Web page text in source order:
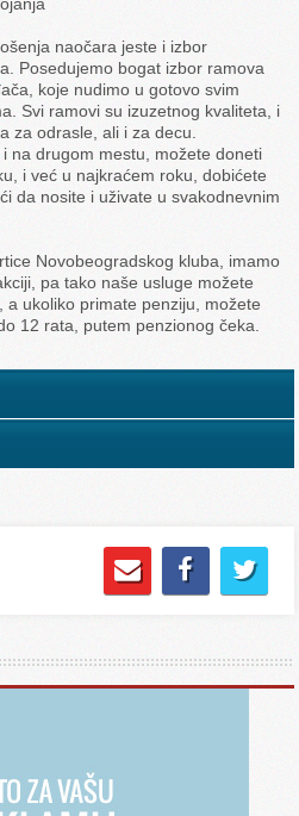
naočara jeste i izbor
Posedujemo bogat izbor ramova
koje nudimo u gotovo svim
Svi ramovi su izuzetnog kvaliteta, i
za odrasle, ali i za decu.
na drugom mestu, možete doneti
i već u najkraćem roku, dobićete
da nosite i uživate u svakodnevnim
Novobeogradskog kluba, imamo
pa tako naše usluge možete
a ukoliko primate penziju, možete
12 rata, putem penzionog čeka.